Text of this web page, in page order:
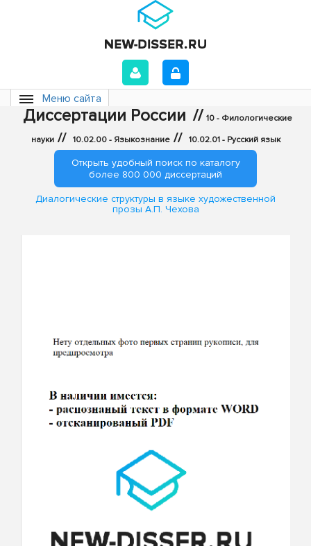
Меню сайта
Диссертации России // 10 - Филологические
науки // 10.02.00 - Языкознание // 10.02.01 - Русский язык
Открыть удобный поиск по каталогу
более 800 000 диссертаций
Диалогические структуры в языке художественной
прозы А.П. Чехова